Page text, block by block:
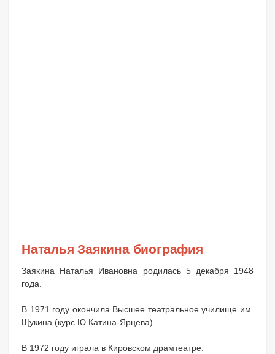
Наталья Заякина биография
Заякина Наталья Ивановна родилась 5 декабря 1948
года.
В 1971 году окончила Высшее театральное училище им.
Щукина (курс Ю.Катина-Ярцева).
В 1972 году играла в Кировском драмтеатре.